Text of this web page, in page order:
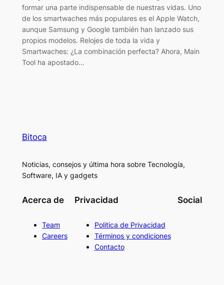
formar una parte indispensable de nuestras vidas. Uno
de los smartwaches más populares es el Apple Watch,
aunque Samsung y Google también han lanzado sus
propios modelos. Relojes de toda la vida y
Smartwaches: ¿La combinación perfecta? Ahora, Main
Tool ha apostado…
Bitoca
Noticias, consejos y última hora sobre Tecnología,
Software, IA y gadgets
Acerca de
Team
Careers
Privacidad
Politica de Privacidad
Términos y condiciones
Contacto
Social